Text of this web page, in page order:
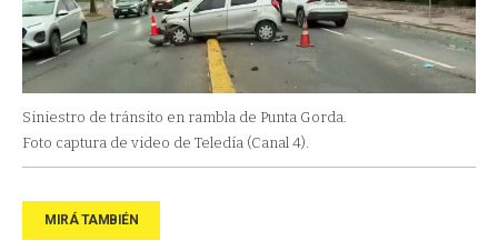
Siniestro de tránsito en rambla de Punta Gorda.
Foto captura de video de Teledía (Canal 4).